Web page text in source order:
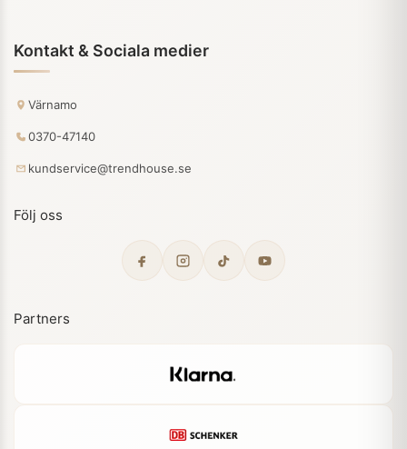
Kontakt & Sociala medier
Värnamo
0370-47140
kundservice@trendhouse.se
Följ oss
Partners